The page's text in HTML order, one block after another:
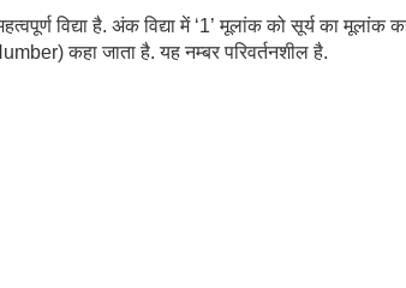
विद्या है. अंक विद्या में ‘1’ मूलांक को सूर्य का
कहा जाता है. यह नम्बर परिवर्तनशील है.